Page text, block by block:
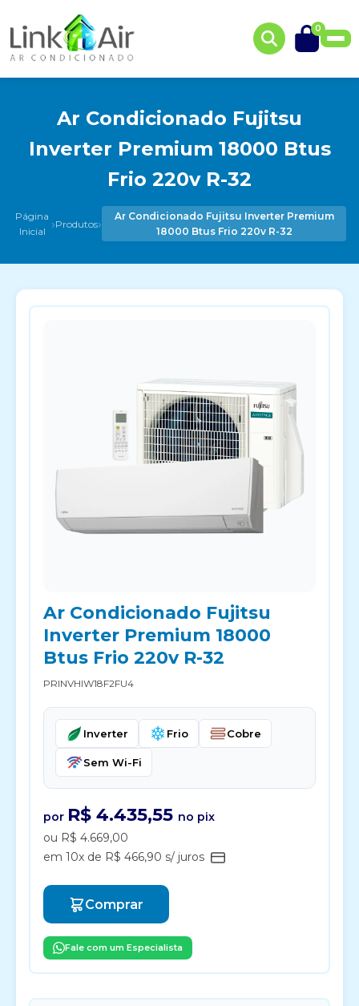
0
Ar Condicionado Fujitsu
Inverter Premium 18000 Btus
Frio 220v R-32
Página
Inicial ›Produtos›
Ar Condicionado Fujitsu Inverter Premium
18000 Btus Frio 220v R-32
Ar Condicionado Fujitsu
Inverter Premium 18000
Btus Frio 220v R-32
PRINVHIW18F2FU4
Inverter Frio Cobre
Sem Wi-Fi
por R$ 4.435,55 no pix
ou R$ 4.669,00
em 10x de R$ 466,90 s/ juros
Comprar
Fale com um Especialista